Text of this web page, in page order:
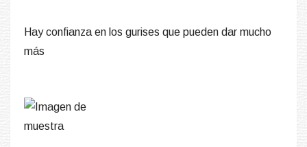
Hay confianza en los gurises que pueden dar mucho
más